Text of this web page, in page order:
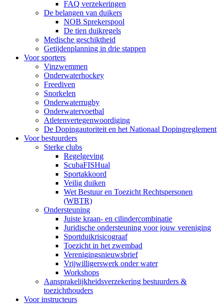
FAQ verzekeringen
De belangen van duikers
NOB Sprekerspool
De tien duikregels
Medische geschiktheid
Getijdenplanning in drie stappen
Voor sporters
Vinzwemmen
Onderwaterhockey
Freediven
Snorkelen
Onderwaterrugby
Onderwatervoetbal
Atletenvertegenwoordiging
De Dopingautoriteit en het Nationaal Dopingreglement
Voor bestuurders
Sterke clubs
Regelgeving
ScubaFISHual
Sportakkoord
Veilig duiken
Wet Bestuur en Toezicht Rechtspersonen
(WBTR)
Ondersteuning
Juiste kraan- en cilindercombinatie
Juridische ondersteuning voor jouw vereniging
Sportduikrisicograaf
Toezicht in het zwembad
Verenigingsnieuwsbrief
Vrijwilligerswerk onder water
Workshops
Aansprakelijkheidsverzekering bestuurders &
toezichthouders
Voor instructeurs